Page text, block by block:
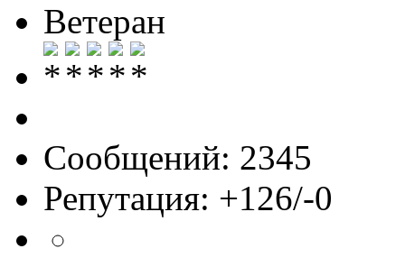
Ветеран
Сообщений: 2345
Репутация: +126/-0